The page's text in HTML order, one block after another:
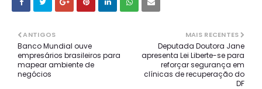
MAIS RECENTES
Deputada Doutora Jane
apresenta Lei Liberte-se para
reforçar segurança em
clínicas de recuperação do
DF
ANTIGOS
Banco Mundial ouve
empresários brasileiros para
mapear ambiente de
negócios